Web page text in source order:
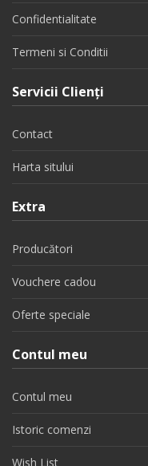
Confidentialitate
Termeni si Conditii
Servicii Clienţi
Contact
Harta sitului
Extra
Producători
Vouchere cadou
Oferte speciale
Contul meu
Contul meu
Istoric comenzi
Wish List